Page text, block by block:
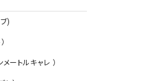
)
ートルキャレ ）